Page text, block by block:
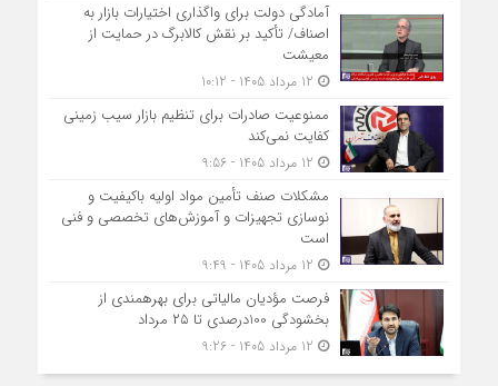
آمادگی دولت برای واگذاری اختیارات بازار به
اصناف/ تأکید بر نقش کالابرگ در حمایت از
معیشت
ممنوعیت صادرات برای تنظیم بازار سیب زمینی
کفایت نمی‌کند
مشکلات صنف تأمین مواد اولیه باکیفیت و
نوسازی تجهیزات و آموزش‌های تخصصی و فنی
است
فرصت مؤدیان مالیاتی برای بهره‎مندی از
بخشودگی 100درصدی تا ۲۵ مرداد